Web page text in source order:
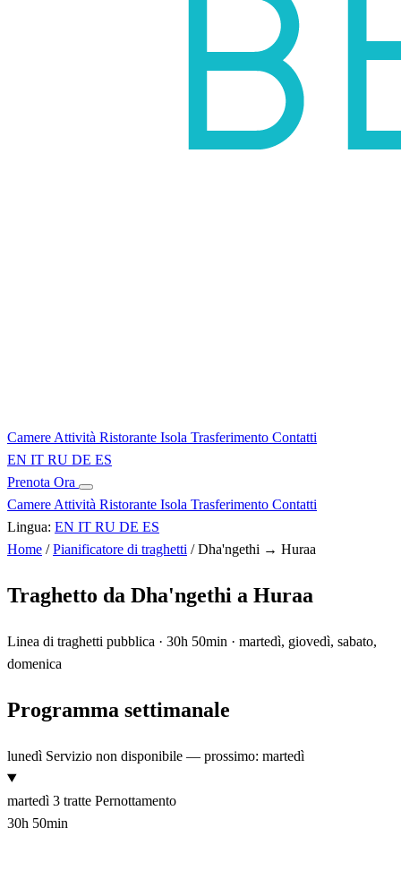
Camere Attività Ristorante Isola Trasferimento Contatti
EN IT RU DE ES
Prenota Ora
Camere Attività Ristorante Isola Trasferimento Contatti
Lingua: EN IT RU DE ES
Home / Pianificatore di traghetti / Dha'ngethi → Huraa
Traghetto da Dha'ngethi a Huraa
Linea di traghetti pubblica · 30h 50min · martedì, giovedì, sabato,
domenica
Programma settimanale
lunedì Servizio non disponibile — prossimo: martedì
martedì 3 tratte Pernottamento
30h 50min